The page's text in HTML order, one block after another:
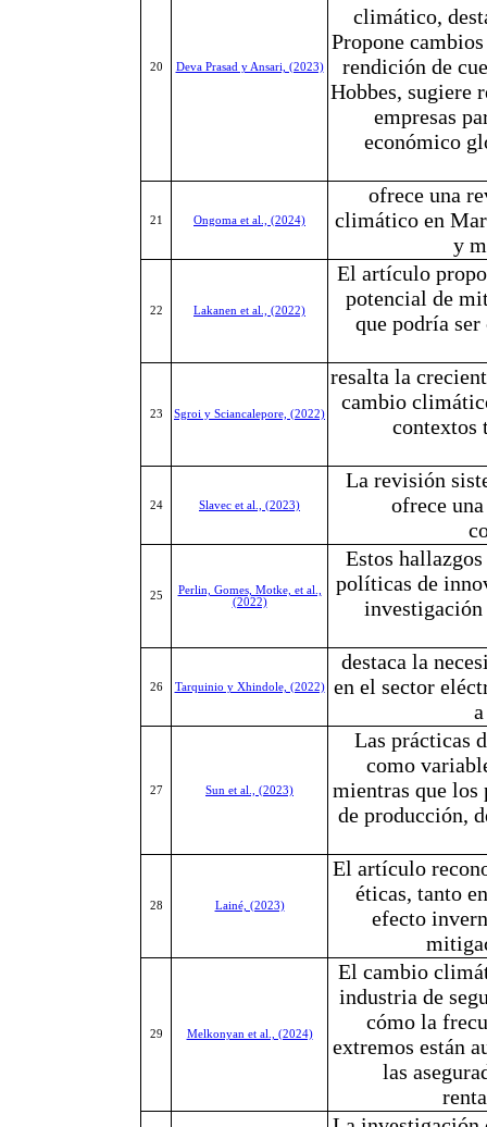
20 Deva Prasad y Ansari, (2023)
climático,
Propone
rendición de
Hobbes, sugiere
empresas
económico
21 Ongoma et al., (2024)
ofrece una
climático en
y
22 Lakanen et al., (2022)
El artículo
potencial de
que podría
23 Sgroi y Sciancalepore, (2022)
resalta la
cambio
contextos
24 Slavec et al., (2023)
La revisión
ofrece
25
Perlin, Gomes, Motke, et al.,
(2022)
Estos
políticas de
investigación
26 Tarquinio y Xhindole, (2022)
destaca la
en el sector
27 Sun et al., (2023)
Las prácticas
como
mientras que los
de producción,
28 Lainé, (2023)
El artículo
éticas, tanto
efecto
29 Melkonyan et al., (2024)
El cambio
industria de
cómo la
extremos están
las